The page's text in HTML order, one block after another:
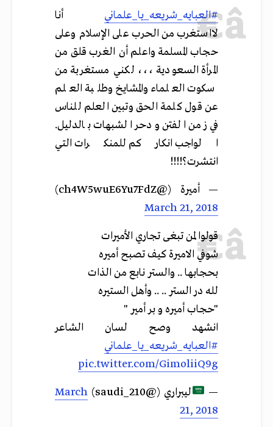
#العبايه_شريعه_يا_علماني أنا
لااستغرب من الحرب على الإسلام وعلى
حجاب المسلمة واعلم أن الغرب قلق من
المرأة السعودية ،،، لكني مستغربة من
سكوت العلماء والمشايخ وطلبة العلم
عن قول كلمة الحق وتبين العلم للناس
في زمن الفتن ودحر الشبهات بالدليل.
الواجب انكاركم للمنكرات التي
انتشرت؟!!!!
— أميرة (@ch4W5wuE6Yu7FdZ)
March 21, 2018
قولوا لمن تبغى تجاري الأميرات
شوفي الاميرة كيف تصبح أميره
بحجابها .. والستر نابع من الذات
لله در الستر .. .. وأهل الستيره
"حجاب أميره و بر أمير "
انشهد وصح لسان الشاعر
#العبايه_شريعه_يا_علماني
pic.twitter.com/GimoliiQ9g
—
ليبراري (@saudi_210)
March
21, 2018